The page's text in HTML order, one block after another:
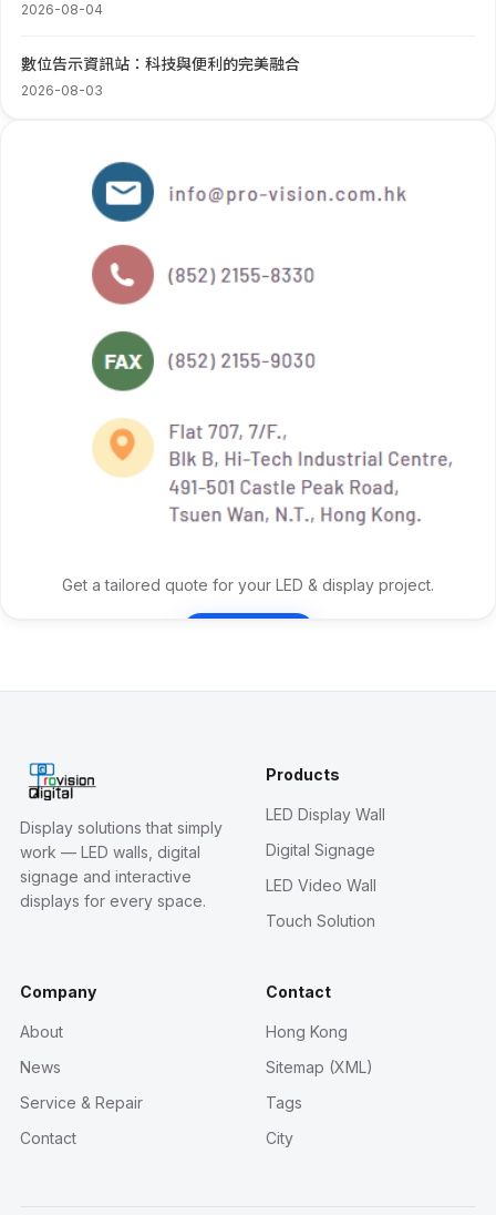
2026-08-04
數位告示資訊站：科技與便利的完美融合
2026-08-03
Get a tailored quote for your LED & display project.
Display solutions that simply
work — LED walls, digital
signage and interactive
displays for every space.
Products
LED Display Wall
Digital Signage
LED Video Wall
Touch Solution
Company
About
News
Service & Repair
Contact
Contact
Hong Kong
Sitemap (XML)
Tags
City